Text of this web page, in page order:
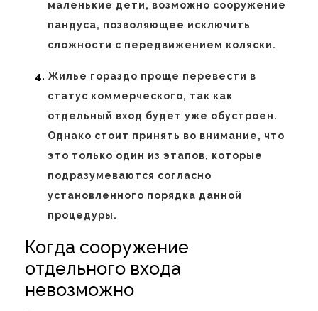
маленькие дети, возможно сооружение
пандуса, позволяющее исключить
сложности с передвижением коляски.
Жилье гораздо проще перевести в
статус коммерческого, так как
отдельный вход будет уже обустроен.
Однако стоит принять во внимание, что
это только один из этапов, которые
подразумеваются согласно
установленного порядка данной
процедуры.
Когда сооружение
отдельного входа
невозможно